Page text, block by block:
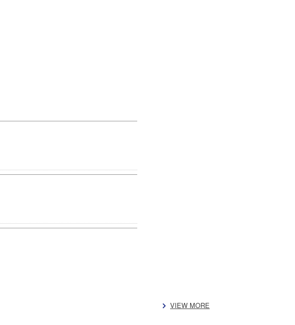
VIEW MORE